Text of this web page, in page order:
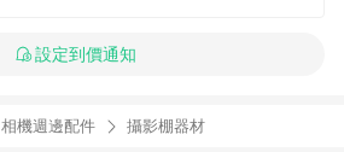
設定到價通知
相機週邊配件 攝影棚器材